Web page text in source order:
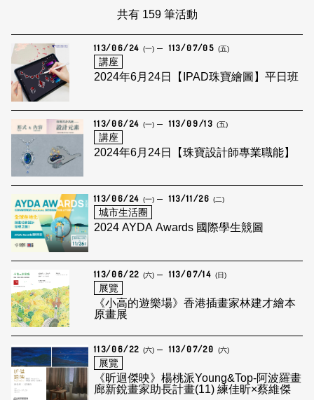
共有 159 筆活動
113/06/24 (一) 113/07/05 (五)
講座
2024年6月24日【IPAD珠寶繪圖】平日班
113/06/24 (一) 113/09/13 (五)
講座
2024年6月24日【珠寶設計師專業職能】
113/06/24 (一) 113/11/26 (二)
城市生活圈
2024 AYDA Awards 國際學生競圖
113/06/22 (六) 113/07/14 (日)
展覽
《小高的遊樂場》香港插畫家林建才繪本
原畫展
113/06/22 (六) 113/07/20 (六)
展覽
《昕迴傑映》楊桃派Young&Top-阿波羅畫
廊新銳畫家助長計畫(11) 練佳昕×蔡維傑